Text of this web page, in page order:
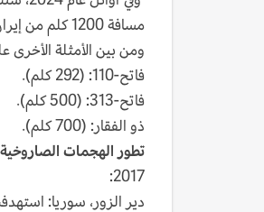
مسافة 1200 كلم من إيران إلى سوريا.
ومن بين الأمثلة الأخرى
فاتح-110: (292 كلم).
فاتح-313: (500 كلم).
ذو الفقار: (700 كلم).
تطور الهجمات الصاروخية
2017:
دير الزور، سوريا: